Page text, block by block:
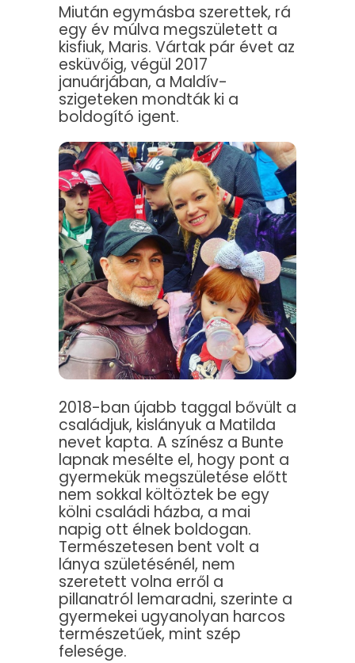
Miután egymásba szerettek, rá
egy év múlva megszületett a
kisfiuk, Maris. Vártak pár évet az
esküvőig, végül 2017
januárjában, a Maldív-
szigeteken mondták ki a
boldogító igent.
2018-ban újabb taggal bővült a
családjuk, kislányuk a Matilda
nevet kapta. A színész a Bunte
lapnak mesélte el, hogy pont a
gyermekük megszületése előtt
nem sokkal költöztek be egy
kölni családi házba, a mai
napig ott élnek boldogan.
Természetesen bent volt a
lánya születésénél, nem
szeretett volna erről a
pillanatról lemaradni, szerinte a
gyermekei ugyanolyan harcos
természetűek, mint szép
felesége.